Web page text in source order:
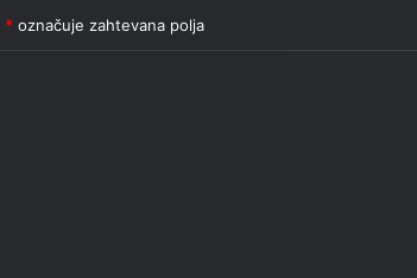
* označuje zahtevana polja